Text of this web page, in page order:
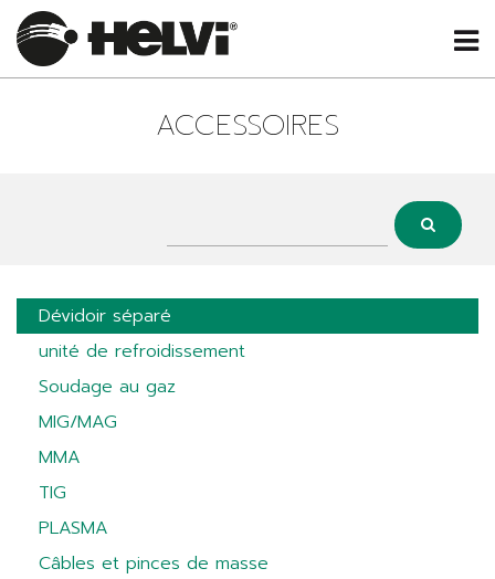
ACCESSOIRES
Dévidoir séparé
unité de refroidissement
Soudage au gaz
MIG/MAG
MMA
TIG
PLASMA
Câbles et pinces de masse